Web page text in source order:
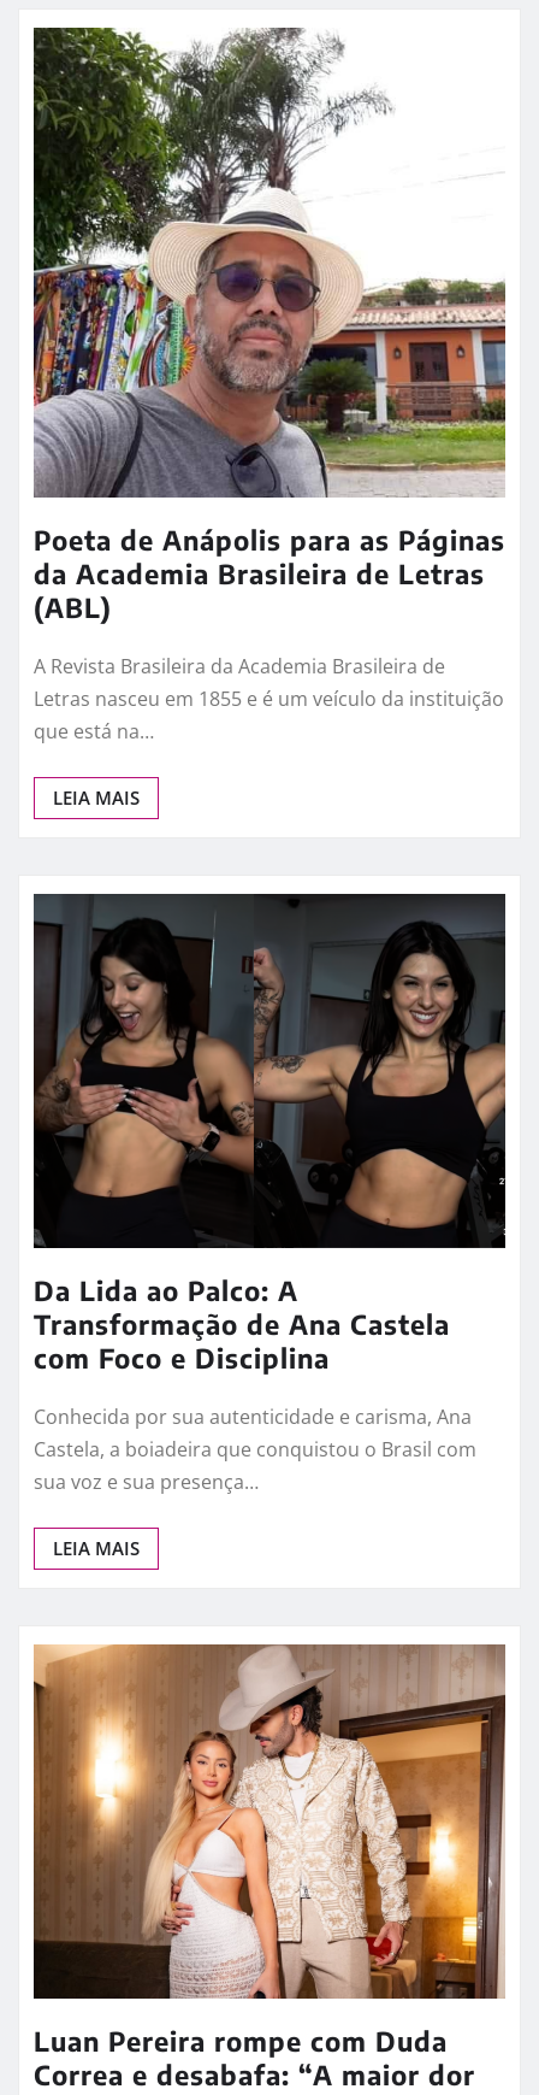
Poeta de Anápolis para as Páginas
da Academia Brasileira de Letras
(ABL)
A Revista Brasileira da Academia Brasileira de
Letras nasceu em 1855 e é um veículo da instituição
que está na…
LEIA MAIS
Da Lida ao Palco: A
Transformação de Ana Castela
com Foco e Disciplina
Conhecida por sua autenticidade e carisma, Ana
Castela, a boiadeira que conquistou o Brasil com
sua voz e sua presença…
LEIA MAIS
Luan Pereira rompe com Duda
Correa e desabafa: “A maior dor